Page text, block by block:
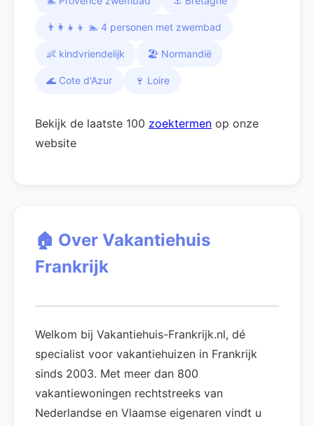
👨‍👩‍👧‍👦 🏊 4 personen met zwembad
👶 kindvriendelijk 🏖️ Normandië
🌊 Cote d'Azur 🍷 Loire
Bekijk de laatste 100 zoektermen op onze
website
🏠 Over Vakantiehuis
Frankrijk
Welkom bij Vakantiehuis-Frankrijk.nl, dé
specialist voor vakantiehuizen in Frankrijk
sinds 2003. Met meer dan 800
vakantiewoningen rechtstreeks van
Nederlandse en Vlaamse eigenaren vindt u